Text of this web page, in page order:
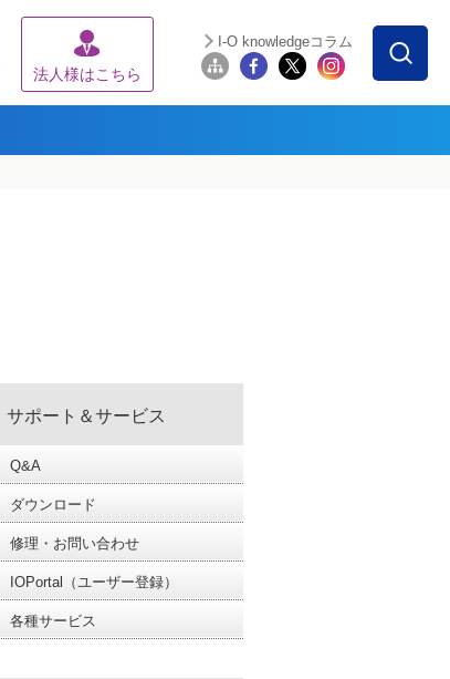
法人様はこちら
I-O knowledgeコラム
サポート＆サービス
Q&A
ダウンロード
修理・お問い合わせ
IOPortal（ユーザー登録）
各種サービス